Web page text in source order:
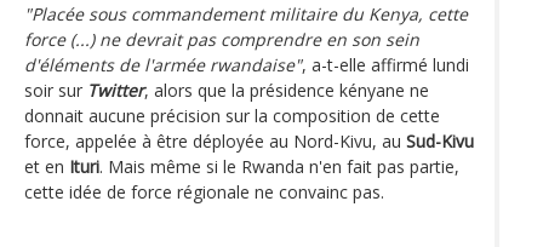
"Placée sous commandement militaire du Kenya, cette
force (...) ne devrait pas comprendre en son sein
d'éléments de l'armée rwandaise", a-t-elle affirmé lundi
soir sur Twitter, alors que la présidence kényane ne
donnait aucune précision sur la composition de cette
force, appelée à être déployée au Nord-Kivu, au Sud-Kivu
et en Ituri. Mais même si le Rwanda n'en fait pas partie,
cette idée de force régionale ne convainc pas.